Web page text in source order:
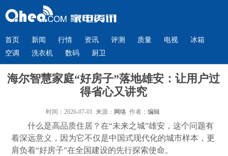
首页 新闻 行情 资讯 评测 质量 电视
冰箱
空调
洗衣机 数码 厨卫
海尔智慧家庭“好房子”落地雄安：让用户过
得省心又讲究
时间：2026-07-01 来源： 网络作者： 编辑
什么是高品质住居？在“未来之城”雄安，这个问题有
着深远意义，因为它不仅是中国式现代化的城市样本，更
肩负着“好房子”在全国建设的先行探索使命。